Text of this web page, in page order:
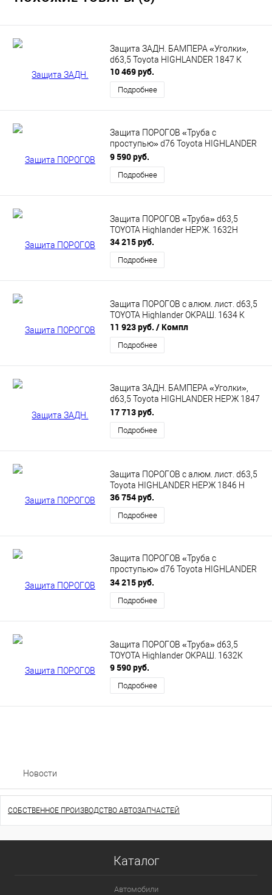
Защита ЗАДН. БАМПЕРА «Уголки»,
d63,5 Toyota HIGHLANDER 1847 К
10 469 руб.
Подробнее
Защита ПОРОГОВ «Труба с
проступью» d76 Toyota HIGHLANDER
ОКРАШ 1845 К
9 590 руб.
Подробнее
Защита ПОРОГОВ «Труба» d63,5
TOYOTA Highlander НЕРЖ. 1632Н
34 215 руб.
Подробнее
Защита ПОРОГОВ с алюм. лист. d63,5
TOYOTA Highlander ОКРАШ. 1634 К
11 923 руб. / Компл
Подробнее
Защита ЗАДН. БАМПЕРА «Уголки»,
d63,5 Toyota HIGHLANDER НЕРЖ 1847
Н
17 713 руб.
Подробнее
Защита ПОРОГОВ с алюм. лист. d63,5
Toyota HIGHLANDER НЕРЖ 1846 Н
36 754 руб.
Подробнее
Защита ПОРОГОВ «Труба с
проступью» d76 Toyota HIGHLANDER
НЕРЖ 1845 Н
34 215 руб.
Подробнее
Защита ПОРОГОВ «Труба» d63,5
TOYOTA Highlander ОКРАШ. 1632К
9 590 руб.
Подробнее
Новости
СОБСТВЕННОЕ ПРОИЗВОДСТВО АВТОЗАПЧАСТЕЙ
Каталог
Автомобили